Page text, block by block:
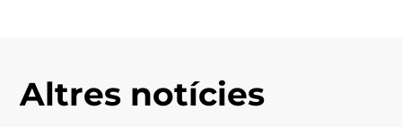
Altres notícies